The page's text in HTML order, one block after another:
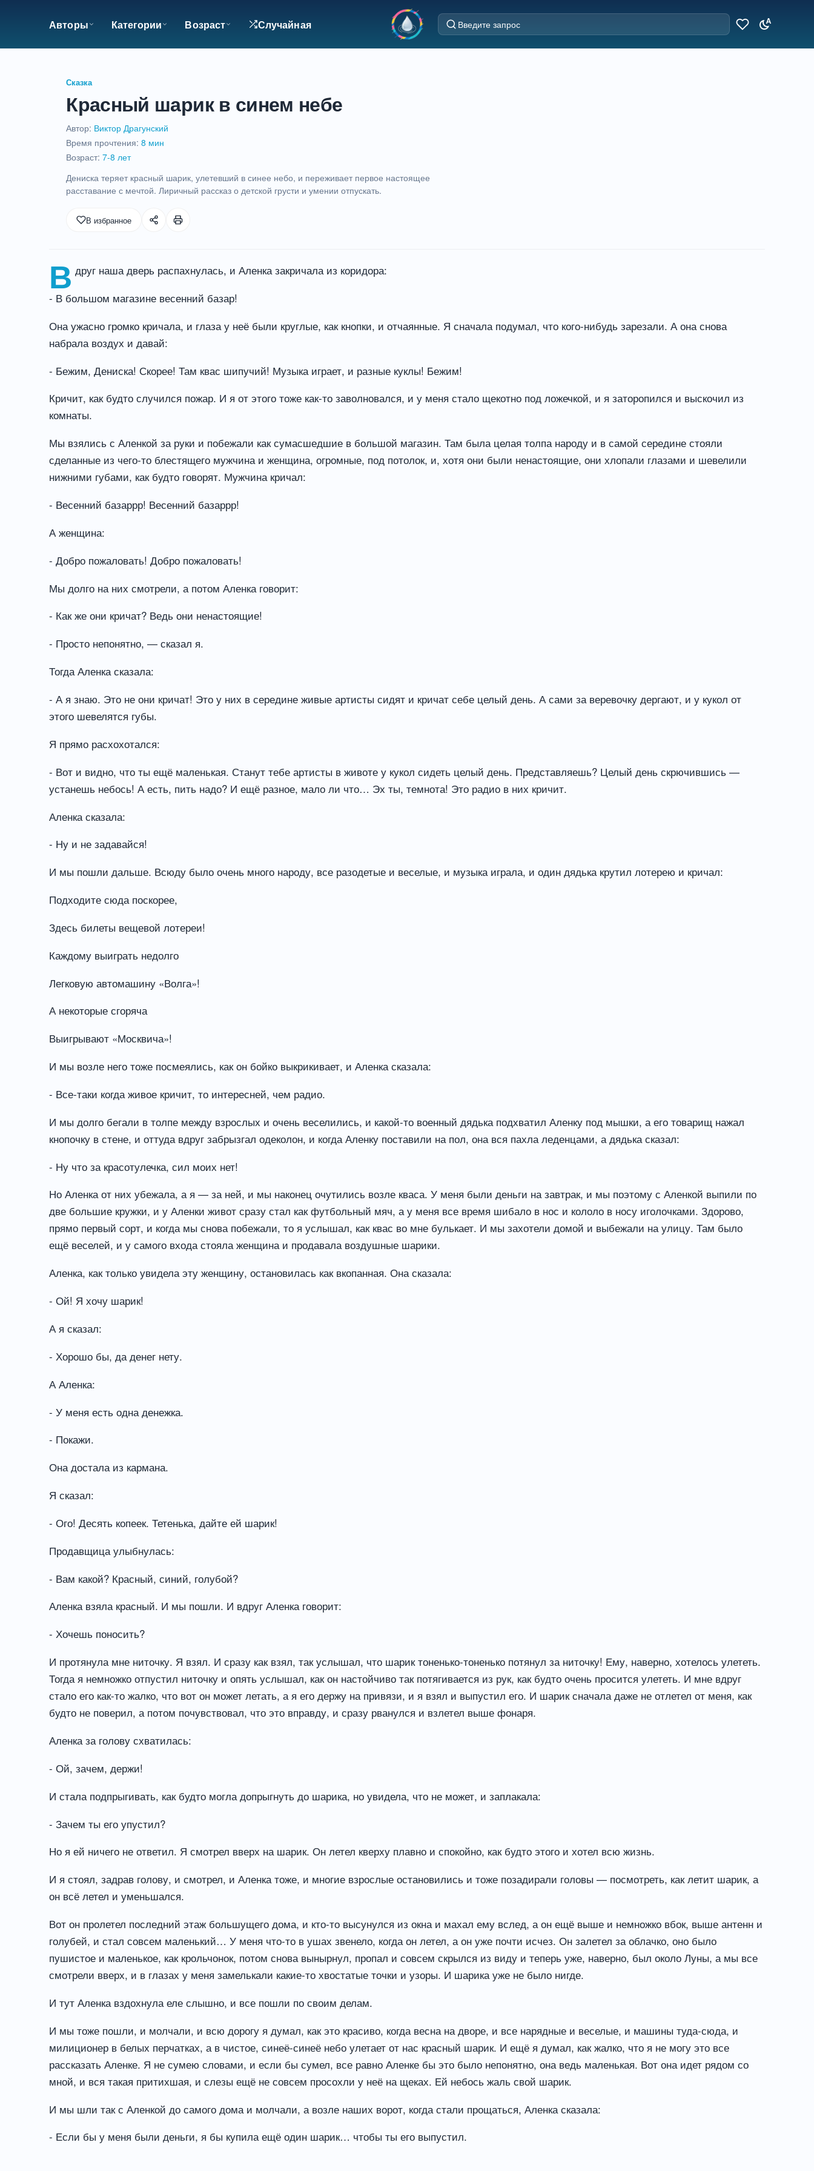
Авторы Категории Возраст Случайная
Сказка
Красный шарик в синем небе
Автор: Виктор Драгунский
Время прочтения:8 мин
Возраст:7-8 лет
Дениска теряет красный шарик, улетевший в синее небо, и переживает первое настоящее
расставание с мечтой. Лиричный рассказ о детской грусти и умении отпускать.
В избранное
В друг наша дверь распахнулась, и Аленка закричала из коридора:
- В большом магазине весенний базар!
Она ужасно громко кричала, и глаза у неё были круглые, как кнопки, и отчаянные. Я сначала подумал, что кого-нибудь зарезали. А она снова
набрала воздух и давай:
- Бежим, Дениска! Скорее! Там квас шипучий! Музыка играет, и разные куклы! Бежим!
Кричит, как будто случился пожар. И я от этого тоже как-то заволновался, и у меня стало щекотно под ложечкой, и я заторопился и выскочил из
комнаты.
Мы взялись с Аленкой за руки и побежали как сумасшедшие в большой магазин. Там была целая толпа народу и в самой середине стояли
сделанные из чего-то блестящего мужчина и женщина, огромные, под потолок, и, хотя они были ненастоящие, они хлопали глазами и шевелили
нижними губами, как будто говорят. Мужчина кричал:
- Весенний базаррр! Весенний базаррр!
А женщина:
- Добро пожаловать! Добро пожаловать!
Мы долго на них смотрели, а потом Аленка говорит:
- Как же они кричат? Ведь они ненастоящие!
- Просто непонятно, — сказал я.
Тогда Аленка сказала:
- А я знаю. Это не они кричат! Это у них в середине живые артисты сидят и кричат себе целый день. А сами за веревочку дергают, и у кукол от
этого шевелятся губы.
Я прямо расхохотался:
- Вот и видно, что ты ещё маленькая. Станут тебе артисты в животе у кукол сидеть целый день. Представляешь? Целый день скрючившись —
устанешь небось! А есть, пить надо? И ещё разное, мало ли что… Эх ты, темнота! Это радио в них кричит.
Аленка сказала:
- Ну и не задавайся!
И мы пошли дальше. Всюду было очень много народу, все разодетые и веселые, и музыка играла, и один дядька крутил лотерею и кричал:
Подходите сюда поскорее,
Здесь билеты вещевой лотереи!
Каждому выиграть недолго
Легковую автомашину «Волга»!
А некоторые сгоряча
Выигрывают «Москвича»!
И мы возле него тоже посмеялись, как он бойко выкрикивает, и Аленка сказала:
- Все-таки когда живое кричит, то интересней, чем радио.
И мы долго бегали в толпе между взрослых и очень веселились, и какой-то военный дядька подхватил Аленку под мышки, а его товарищ нажал
кнопочку в стене, и оттуда вдруг забрызгал одеколон, и когда Аленку поставили на пол, она вся пахла леденцами, а дядька сказал:
- Ну что за красотулечка, сил моих нет!
Но Аленка от них убежала, а я — за ней, и мы наконец очутились возле кваса. У меня были деньги на завтрак, и мы поэтому с Аленкой выпили по
две большие кружки, и у Аленки живот сразу стал как футбольный мяч, а у меня все время шибало в нос и кололо в носу иголочками. Здорово,
прямо первый сорт, и когда мы снова побежали, то я услышал, как квас во мне булькает. И мы захотели домой и выбежали на улицу. Там было
ещё веселей, и у самого входа стояла женщина и продавала воздушные шарики.
Аленка, как только увидела эту женщину, остановилась как вкопанная. Она сказала:
- Ой! Я хочу шарик!
А я сказал:
- Хорошо бы, да денег нету.
А Аленка:
- У меня есть одна денежка.
- Покажи.
Она достала из кармана.
Я сказал:
- Ого! Десять копеек. Тетенька, дайте ей шарик!
Продавщица улыбнулась:
- Вам какой? Красный, синий, голубой?
Аленка взяла красный. И мы пошли. И вдруг Аленка говорит:
- Хочешь поносить?
И протянула мне ниточку. Я взял. И сразу как взял, так услышал, что шарик тоненько-тоненько потянул за ниточку! Ему, наверно, хотелось улететь.
Тогда я немножко отпустил ниточку и опять услышал, как он настойчиво так потягивается из рук, как будто очень просится улететь. И мне вдруг
стало его как-то жалко, что вот он может летать, а я его держу на привязи, и я взял и выпустил его. И шарик сначала даже не отлетел от меня, как
будто не поверил, а потом почувствовал, что это вправду, и сразу рванулся и взлетел выше фонаря.
Аленка за голову схватилась:
- Ой, зачем, держи!
И стала подпрыгивать, как будто могла допрыгнуть до шарика, но увидела, что не может, и заплакала:
- Зачем ты его упустил?
Но я ей ничего не ответил. Я смотрел вверх на шарик. Он летел кверху плавно и спокойно, как будто этого и хотел всю жизнь.
И я стоял, задрав голову, и смотрел, и Аленка тоже, и многие взрослые остановились и тоже позадирали головы — посмотреть, как летит шарик, а
он всё летел и уменьшался.
Вот он пролетел последний этаж большущего дома, и кто-то высунулся из окна и махал ему вслед, а он ещё выше и немножко вбок, выше антенн и
голубей, и стал совсем маленький… У меня что-то в ушах звенело, когда он летел, а он уже почти исчез. Он залетел за облачко, оно было
пушистое и маленькое, как крольчонок, потом снова вынырнул, пропал и совсем скрылся из виду и теперь уже, наверно, был около Луны, а мы все
смотрели вверх, и в глазах у меня замелькали какие-то хвостатые точки и узоры. И шарика уже не было нигде.
И тут Аленка вздохнула еле слышно, и все пошли по своим делам.
И мы тоже пошли, и молчали, и всю дорогу я думал, как это красиво, когда весна на дворе, и все нарядные и веселые, и машины туда-сюда, и
милиционер в белых перчатках, а в чистое, синеё-синеё небо улетает от нас красный шарик. И ещё я думал, как жалко, что я не могу это все
рассказать Аленке. Я не сумею словами, и если бы сумел, все равно Аленке бы это было непонятно, она ведь маленькая. Вот она идет рядом со
мной, и вся такая притихшая, и слезы ещё не совсем просохли у неё на щеках. Ей небось жаль свой шарик.
И мы шли так с Аленкой до самого дома и молчали, а возле наших ворот, когда стали прощаться, Аленка сказала:
- Если бы у меня были деньги, я бы купила ещё один шарик… чтобы ты его выпустил.